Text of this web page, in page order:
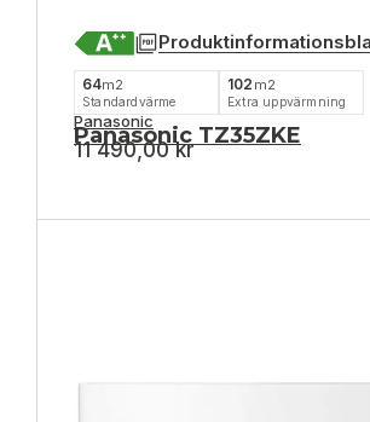
64m2
Standardvärme
102 m2
Extra uppvärmning
Panasonic
Panasonic TZ35ZKE
11 490,00kr